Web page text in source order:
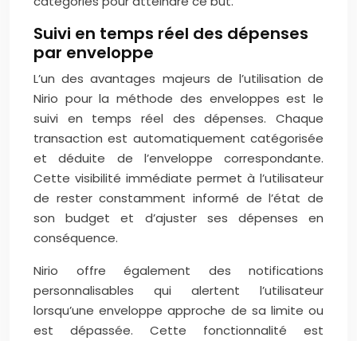
Suivi en temps réel des dépenses
par enveloppe
L’un des avantages majeurs de l’utilisation de
Nirio pour la méthode des enveloppes est le
suivi en temps réel des dépenses. Chaque
transaction est automatiquement catégorisée
et déduite de l’enveloppe correspondante.
Cette visibilité immédiate permet à l’utilisateur
de rester constamment informé de l’état de
son budget et d’ajuster ses dépenses en
conséquence.
Nirio offre également des notifications
personnalisables qui alertent l’utilisateur
lorsqu’une enveloppe approche de sa limite ou
est dépassée. Cette fonctionnalité est